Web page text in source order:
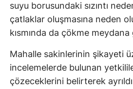
suyu borusundaki sızıntı
çatlaklar oluşmasına neden
kısmında da çökme meydana
Mahalle sakinlerinin şikayeti
incelemelerde bulunan
çözeceklerini belirterek